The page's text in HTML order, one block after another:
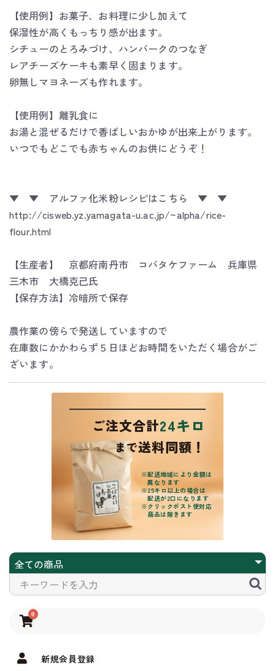
ご注文合計24キロ
まで送料同額！
※配送地域により金額は
異なります
※25キロ以上の場合は
配送が2口になります
※クリックポスト便対応
商品は除きます
0
新規会員登録
【使用例】お菓子、お料理に少し加えて
保湿性が高くもっちり感が出ます。
シチューのとろみづけ、ハンバークのつなぎ
レアチーズケーキも素早く固まります。
卵無しマヨネーズも作れます。
【使用例】離乳食に
お湯と混ぜるだけで香ばしいおかゆが出来上がります。
いつでもどこでも赤ちゃんのお供にどうぞ！
▼ ▼ アルファ化米粉レシピはこちら ▼ ▼
http://cisweb.yz.yamagata-u.ac.jp/~alpha/rice-
flour.html
【生産者】 京都府南丹市 コバタケファーム 兵庫県
三木市 大橋克己氏
【保存方法】冷暗所で保存
農作業の傍らで発送していますので
在庫数にかかわらず５日ほどお時間をいただく場合がご
ざいます。